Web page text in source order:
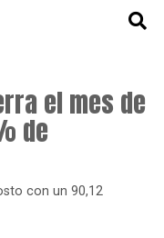
el mes de
de
con un 90,12